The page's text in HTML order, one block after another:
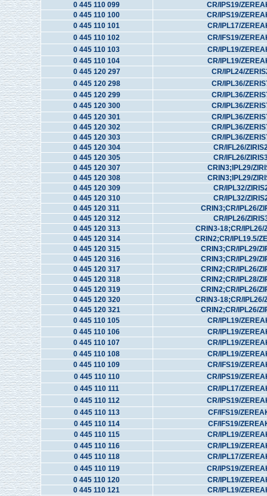
0 445 110 099
CR/IPS19/
0 445 110 100
CR/IPS19/
0 445 110 101
CR/IPL17/
0 445 110 102
CR/IFS19/
0 445 110 103
CR/IPL19/
0 445 110 104
CR/IPL19/
0 445 120 297
CR/IPL24/
0 445 120 298
CR/IPL36/
0 445 120 299
CR/IPL36/
0 445 120 300
CR/IPL36/
0 445 120 301
CR/IPL36/
0 445 120 302
CR/IPL36/
0 445 120 303
CR/IPL36/
0 445 120 304
CR/IFL26/
0 445 120 305
CR/IFL26/
0 445 120 307
CRIN3;IPL29/
0 445 120 308
CRIN3;IPL29/
0 445 120 309
CR/IPL32/
0 445 120 310
CR/IPL32/
0 445 120 311
CRIN3;CR/IPL26/
0 445 120 312
CR/IPL26/
0 445 120 313
CRIN3-18;CR/IPL26/
0 445 120 314
CRIN2;CR/IPL19.5/
0 445 120 315
CRIN3;CR/IPL29/
0 445 120 316
CRIN3;CR/IPL29/
0 445 120 317
CRIN2;CR/IPL26/
0 445 120 318
CRIN2;CR/IPL28/
0 445 120 319
CRIN2;CR/IPL26/
0 445 120 320
CRIN3-18;CR/IPL26/
0 445 120 321
CRIN2;CR/IPL26/
0 445 110 105
CR/IPL19/
0 445 110 106
CR/IPL19/
0 445 110 107
CR/IPL19/
0 445 110 108
CR/IPL19/
0 445 110 109
CR/IFS19/
0 445 110 110
CR/IPS19/
0 445 110 111
CR/IPL17/
0 445 110 112
CR/IPS19/
0 445 110 113
CF/IFS19/
0 445 110 114
CF/IFS19/
0 445 110 115
CR/IPL19/
0 445 110 116
CR/IPL19/
0 445 110 118
CR/IPL17/
0 445 110 119
CR/IPS19/
0 445 110 120
CR/IPL19/
0 445 110 121
CR/IPL19/